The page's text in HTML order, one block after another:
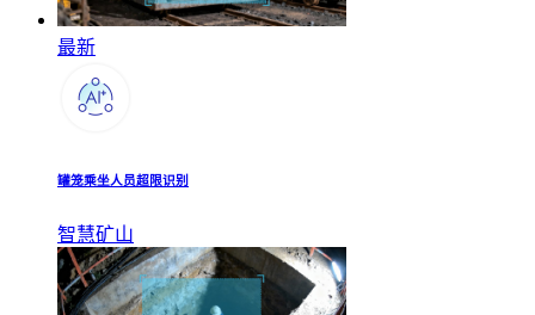
最新
罐笼乘坐人员超限识别
智慧矿山